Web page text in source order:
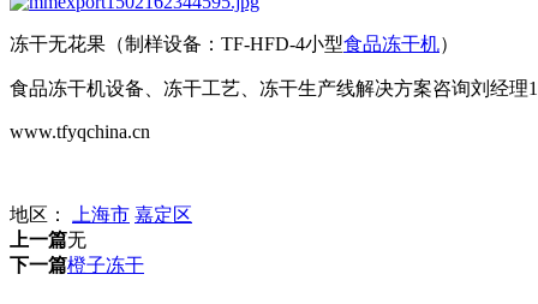
冻干无花果（制样设备：TF-HFD-4小型食品冻干机）
食品冻干机设备、冻干工艺、冻干生产线解决方案咨询刘经理
www.tfyqchina.cn
地区： 上海市 嘉定区
上一篇无
下一篇橙子冻干